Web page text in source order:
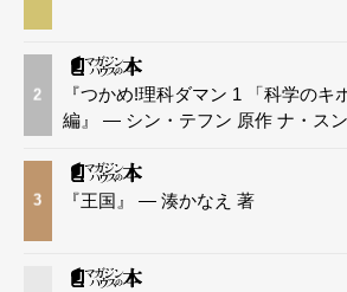
2
『つかめ!理科ダマン 1 「科学のキ
編』 — シン・テフン 原作 ナ・ス
3 『王国』 — 湊かなえ 著